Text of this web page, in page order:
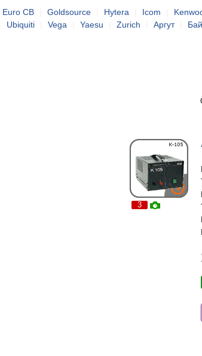
Euro CB Goldsource Hytera Icom
Ubiquiti Vega Yaesu Zurich Аргут
3